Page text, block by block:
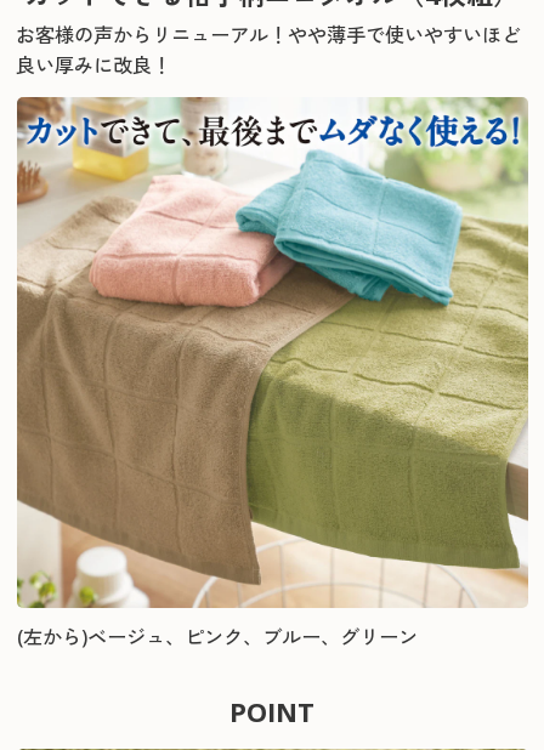
お客様の声からリニューアル！ やや薄手で使いやすいほど
良い厚みに改良！
(左から)ベージュ、ピンク、ブルー、グリーン
POINT